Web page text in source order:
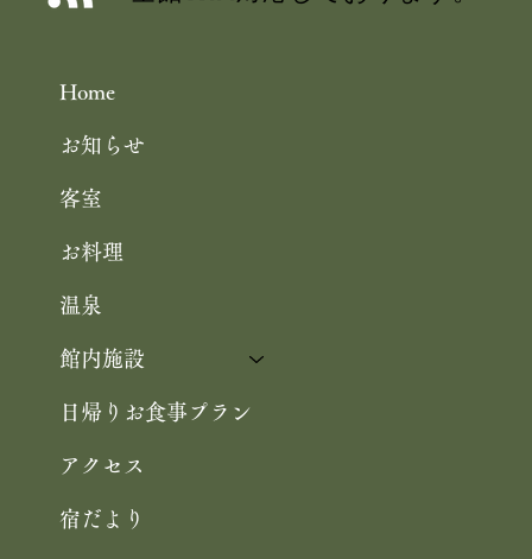
Home
お知らせ
客室
お料理
温泉
館内施設
日帰りお食事プラン
アクセス
宿だより